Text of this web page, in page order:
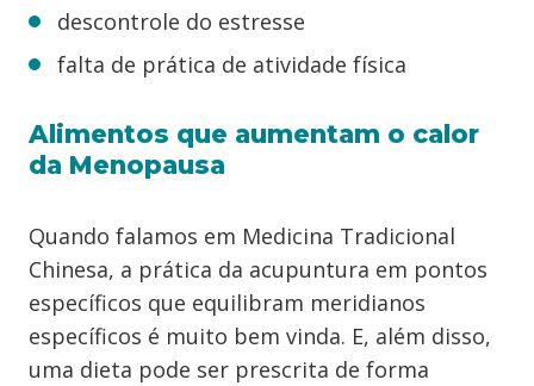
descontrole do estresse
falta de prática de atividade física
Alimentos que aumentam o calor
da Menopausa
Quando falamos em Medicina Tradicional
Chinesa, a prática da acupuntura em pontos
específicos que equilibram meridianos
específicos é muito bem vinda. E, além disso,
uma dieta pode ser prescrita de forma